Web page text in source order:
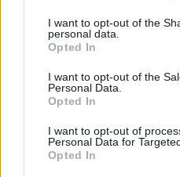
not limited to your visit or
grant or deny consent to
use your data for below
consent section.
I want to opt-out of the
personal data.
Opted In
I want to opt-out of the
Personal Data.
Opted In
I want to opt-out of
Personal Data for
Opted In